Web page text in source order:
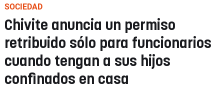
SOCIEDAD
Chivite anuncia un permiso
retribuido sólo para funcionarios
cuando tengan a sus hijos
confinados en casa